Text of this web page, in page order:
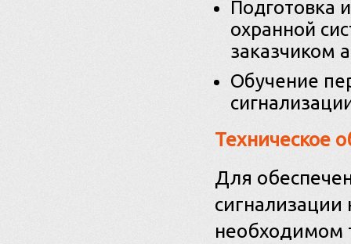
Подготовка
охранной
заказчиком
Обучение
Техническое
Для
необходимом